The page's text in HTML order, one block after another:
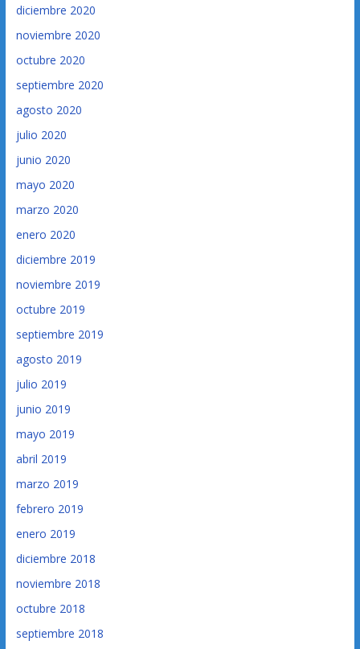
diciembre 2020
noviembre 2020
octubre 2020
septiembre 2020
agosto 2020
julio 2020
junio 2020
mayo 2020
marzo 2020
enero 2020
diciembre 2019
noviembre 2019
octubre 2019
septiembre 2019
agosto 2019
julio 2019
junio 2019
mayo 2019
abril 2019
marzo 2019
febrero 2019
enero 2019
diciembre 2018
noviembre 2018
octubre 2018
septiembre 2018